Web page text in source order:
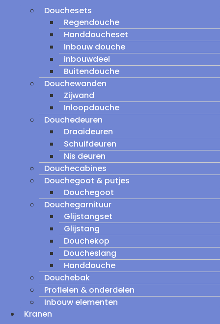
Douchesets
Regendouche
Handdoucheset
Inbouw douche
inbouwdeel
Buitendouche
Douchewanden
Zijwand
Inloopdouche
Douchedeuren
Draaideuren
Schuifdeuren
Nis deuren
Douchecabines
Douchegoot & putjes
Douchegoot
Douchegarnituur
Glijstangset
Glijstang
Douchekop
Doucheslang
Handdouche
Douchebak
Profielen & onderdelen
Inbouw elementen
Kranen